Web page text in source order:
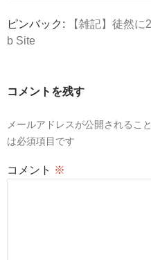
ピンバック:
【雑記】徒然
b Site
コメントを残す
メールアドレスが公開されるこ
は必須項目です
コメント ※